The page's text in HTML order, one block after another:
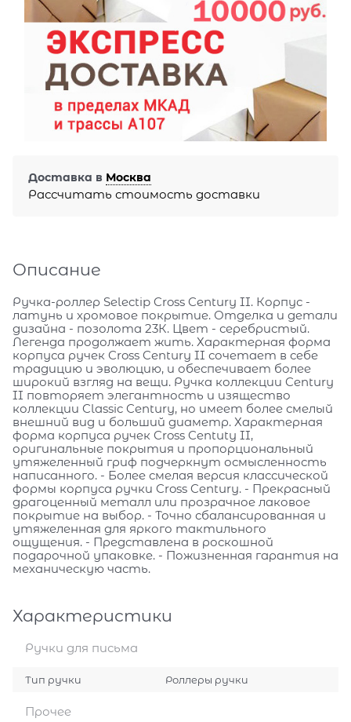
Доставка в Москва
Рассчитать стоимость доставки
Описание
Ручка-роллер Selectip Cross Century II. Корпус -
латунь и хромовое покрытие. Отделка и детали
дизайна - позолота 23К. Цвет - серебристый.
Легенда продолжает жить. Характерная форма
корпуса ручек Cross Century II сочетает в себе
традицию и эволюцию, и обеспечивает более
широкий взгляд на вещи. Ручка коллекции Century
II повторяет элегантность и изящество
коллекции Classic Century, но имеет более смелый
внешний вид и больший диаметр. Характерная
форма корпуса ручек Cross Centuty II,
оригинальные покрытия и пропорциональный
утяжеленный гриф подчеркнут осмысленность
написанного. - Более смелая версия классической
формы корпуса ручки Cross Century. - Прекрасный
драгоценный металл или прозрачное лаковое
покрытие на выбор. - Точно сбалансированная и
утяжеленная для яркого тактильного
ощущения. - Представлена в роскошной
подарочной упаковке. - Пожизненная гарантия на
механическую часть.
Характеристики
Ручки для письма
Тип ручки Роллеры ручки
Прочее